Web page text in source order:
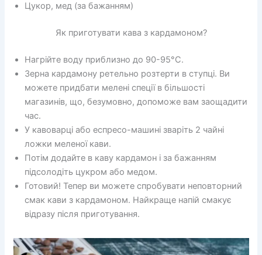
Цукор, мед (за бажанням)
Як приготувати кава з кардамоном?
Нагрійте воду приблизно до 90-95°C.
Зерна кардамону ретельно розтерти в ступці. Ви
можете придбати мелені спеції в більшості
магазинів, що, безумовно, допоможе вам заощадити
час.
У кавоварці або еспресо-машині зваріть 2 чайні
ложки меленої кави.
Потім додайте в каву кардамон і за бажанням
підсолодіть цукром або медом.
Готовий! Тепер ви можете спробувати неповторний
смак кави з кардамоном. Найкраще напій смакує
відразу після приготування.